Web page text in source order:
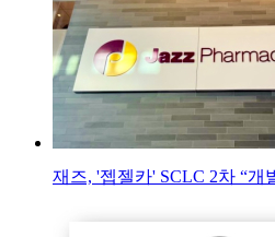
재즈, '젭젤카' SCLC 2차 “개